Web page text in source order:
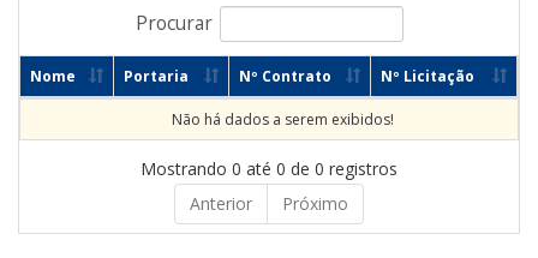
Procurar
Nome Portaria Nº Contrato Nº Licitação
Não há dados a serem exibidos!
Mostrando 0 até 0 de 0 registros
Anterior
Próximo